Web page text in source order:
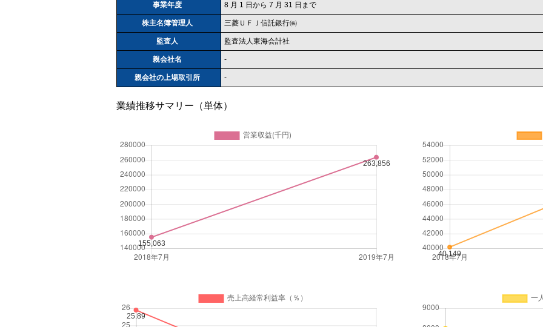
事業年度 8 月 1 日から 7 月 31 日まで
株主名簿管理人 三菱ＵＦＪ信託銀行㈱
監査人 監査法人東海会計社
親会社名 -
親会社の上場取引所 -
業績推移サマリー（単体）